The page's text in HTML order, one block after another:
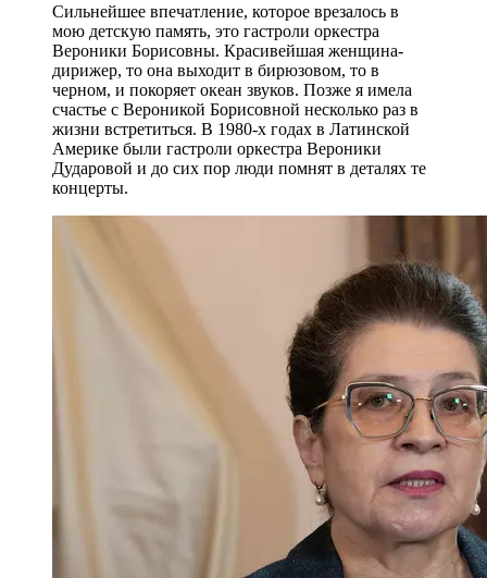
Сильнейшее впечатление, которое врезалось в
мою детскую память, это гастроли оркестра
Вероники Борисовны. Красивейшая женщина-
дирижер, то она выходит в бирюзовом, то в
черном, и покоряет океан звуков. Позже я имела
счастье с Вероникой Борисовной несколько раз в
жизни встретиться. В 1980-х годах в Латинской
Америке были гастроли оркестра Вероники
Дударовой и до сих пор люди помнят в деталях те
концерты.